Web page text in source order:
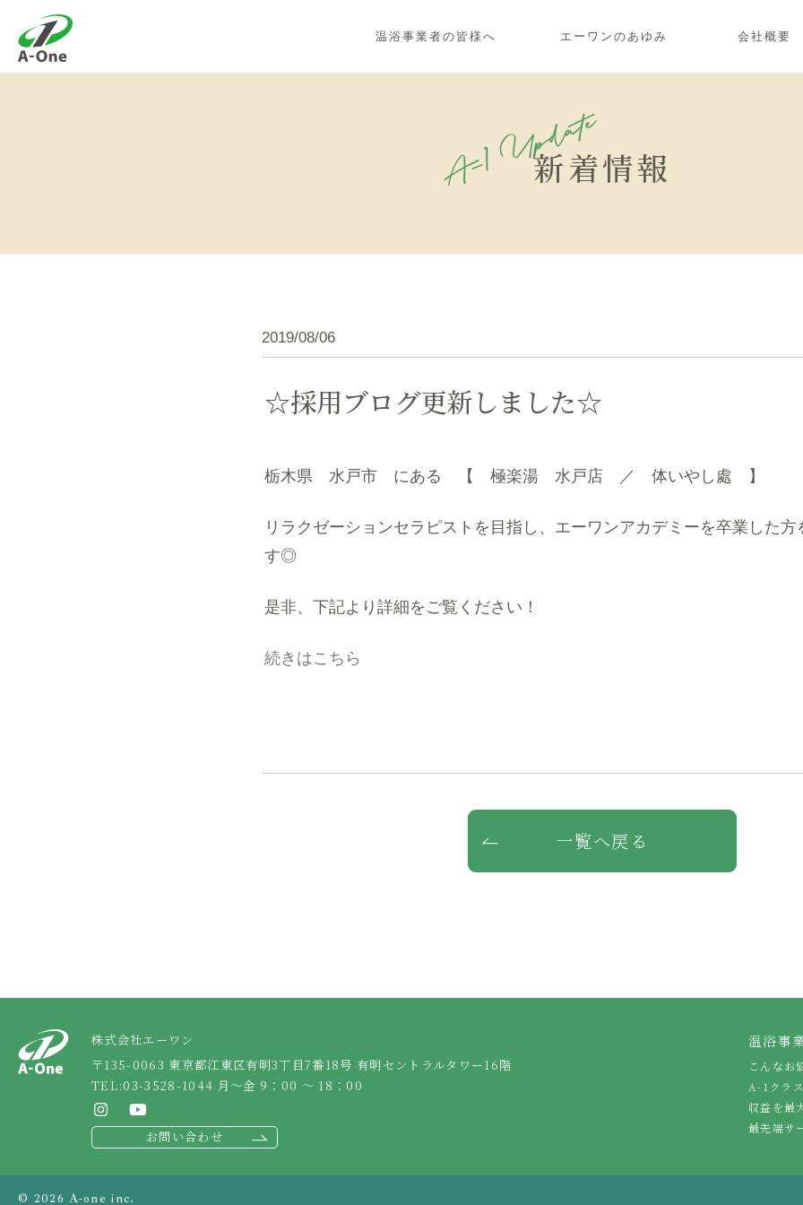
温浴事業者の皆様へ エーワンのあゆみ 会社概要
新着情報
2019/08/06
☆採用ブログ更新しました☆
栃木県 水戸市 にある 【 極楽湯 水戸店 ／ 体いやし處 】
リラクゼーションセラピストを目指し、エーワンアカデミーを卒業した方
す◎
是非、下記より詳細をご覧ください！
続きはこちら
一覧へ戻る
株式会社エーワン
〒135-0063 東京都江東区有明3丁目7番18号 有明セントラルタワー16階
TEL:03-3528-1044 月～金 9：00 ～ 18：00
お問い合わせ
温浴事
こんなお
A-1クラ
収益を最
最先端サ
© 2026 A-one inc.